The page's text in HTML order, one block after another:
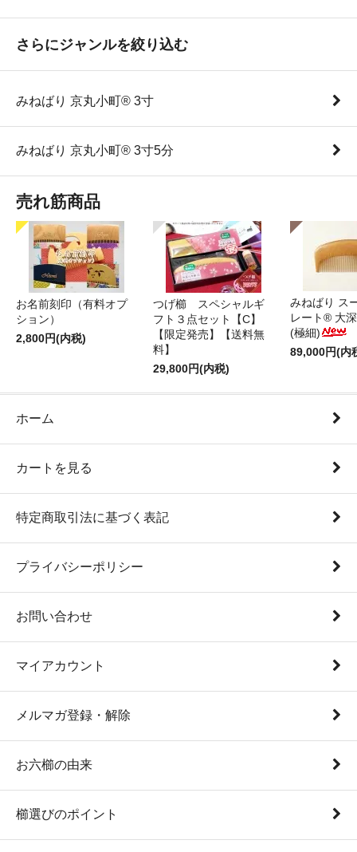
さらにジャンルを絞り込む
みねばり 京丸小町® 3寸
みねばり 京丸小町® 3寸5分
売れ筋商品
お名前刻印（有料オプ
ション）
2,800円(内税)
つげ櫛 スペシャルギ
フト３点セット【C】
【限定発売】【送料無
料】
29,800円(内税)
みねばり ス
レート® 大
(極細)
89,000円(内
ホーム
カートを見る
特定商取引法に基づく表記
プライバシーポリシー
お問い合わせ
マイアカウント
メルマガ登録・解除
お六櫛の由来
櫛選びのポイント